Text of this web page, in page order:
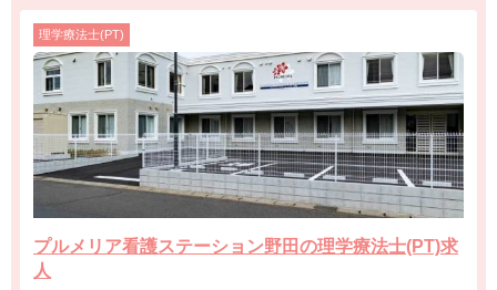
理学療法士(PT)
プルメリア看護ステーション野田の理学療法士(PT)求
人